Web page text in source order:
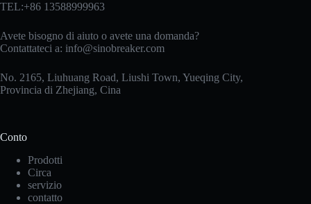
TEL:+86 13588999963
Avete bisogno di aiuto o avete una domanda?
Contattateci a: info@sinobreaker.com
No. 2165, Liuhuang Road, Liushi Town, Yueqing City,
Provincia di Zhejiang, Cina
Conto
Prodotti
Circa
servizio
contatto